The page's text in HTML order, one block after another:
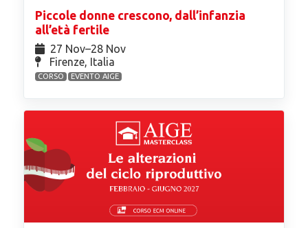
Piccole donne crescono, dall’infanzia
all’età fertile
27 Nov⁠–28 Nov
Firenze, Italia
CORSO EVENTO AIGE